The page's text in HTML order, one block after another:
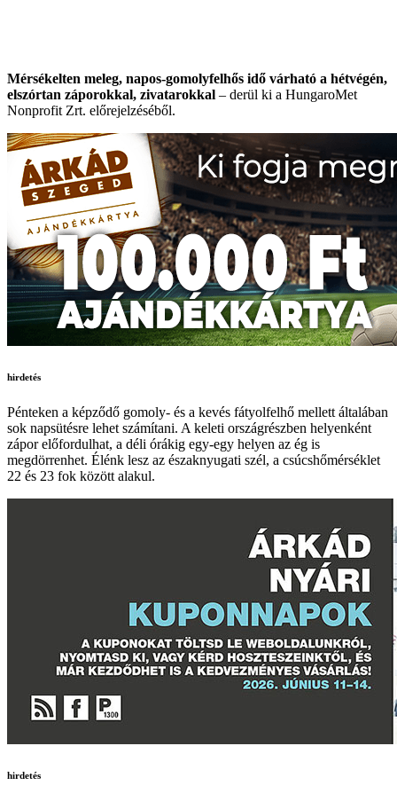
Mérsékelten meleg, napos-gomolyfelhős idő várható a hétvégén,
elszórtan záporokkal, zivatarokkal – derül ki a HungaroMet
Nonprofit Zrt. előrejelzéséből.
hirdetés
Pénteken a képződő gomoly- és a kevés fátyolfelhő mellett általában
sok napsütésre lehet számítani. A keleti országrészben helyenként
zápor előfordulhat, a déli órákig egy-egy helyen az ég is
megdörrenhet. Élénk lesz az északnyugati szél, a csúcshőmérséklet
22 és 23 fok között alakul.
hirdetés